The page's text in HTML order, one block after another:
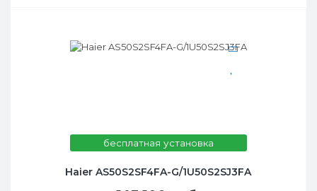
бесплатная установка
Haier AS50S2SF4FA-G/1U50S2SJ3FA